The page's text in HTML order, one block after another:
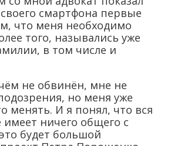
смартфона первые
что меня необходимо
того, назывались уже
в том числе и
не обвинён, мне не
но меня уже
менять. И я понял, что вся
имеет ничего общего с
будет большой